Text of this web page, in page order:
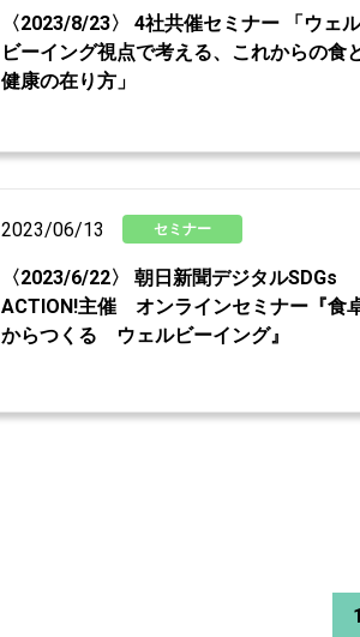
〈2023/8/23〉 4社共催セミナー 「ウェル
ビーイング視点で考える、これからの食
健康の在り方」
2023/06/13 セミナー
〈2023/6/22〉 朝日新聞デジタルSDGs
ACTION!主催 オンラインセミナー『食
からつくる ウェルビーイング』
1